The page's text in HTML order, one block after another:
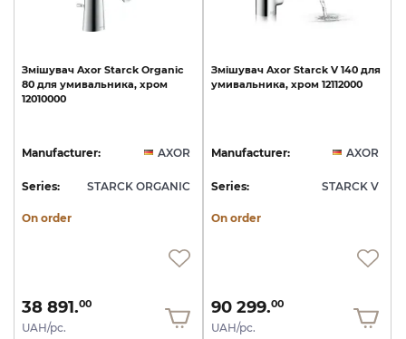
Змішувач Axor Starck Organic
80 для умивальника, хром
12010000
Manufacturer: AXOR
Series: STARCK ORGANIC
On order
38 891.00
UAH/pc.
Змішувач Axor Starck V 140 для
умивальника, хром 12112000
Manufacturer: AXOR
Series: STARCK V
On order
90 299.00
UAH/pc.